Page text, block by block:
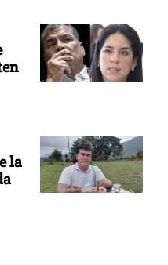
la